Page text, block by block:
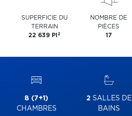
SUPERFICIE DU
TERRAIN
22 639 PI 2
NOMBRE DE
PIÈCES
17
8 (7+1)
CHAMBRES
2 SALLES DE
BAINS